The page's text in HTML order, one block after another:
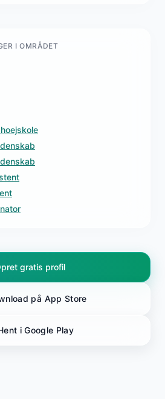
I OMRÅDET
gratis profil
på App Store
i Google Play